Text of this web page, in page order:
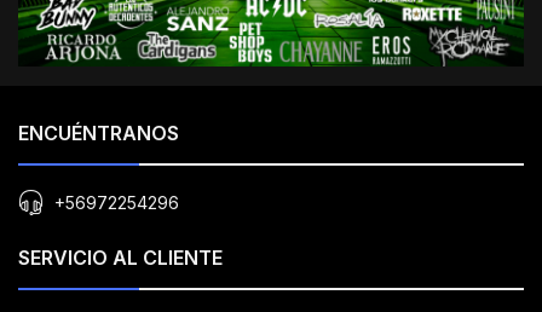
ENCUÉNTRANOS
+56972254296
SERVICIO AL CLIENTE